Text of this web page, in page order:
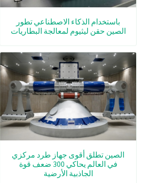
باستخدام الذكاء الاصطناعي تطور
الصين حقن ليثيوم لمعالجة البطاريات
الصين تطلق أقوى جهاز طرد مركزي
في العالم يحاكي 300 ضعف قوة
الجاذبية الأرضية